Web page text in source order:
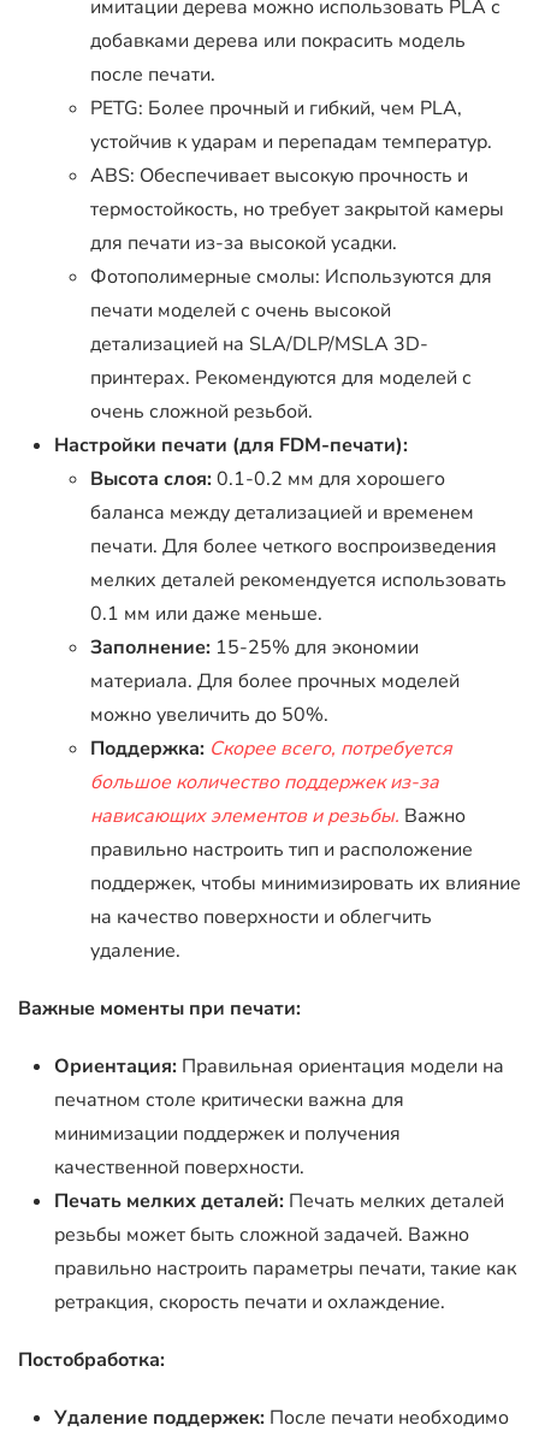
имитации дерева можно использовать PLA с
добавками дерева или покрасить модель
после печати.
PETG: Более прочный и гибкий, чем PLA,
устойчив к ударам и перепадам температур.
ABS: Обеспечивает высокую прочность и
термостойкость, но требует закрытой камеры
для печати из-за высокой усадки.
Фотополимерные смолы: Используются для
печати моделей с очень высокой
детализацией на SLA/DLP/MSLA 3D-
принтерах. Рекомендуются для моделей с
очень сложной резьбой.
Настройки печати (для FDM-печати):
Высота слоя:0.1-0.2 мм для хорошего
баланса между детализацией и временем
печати. Для более четкого воспроизведения
мелких деталей рекомендуется использовать
0.1 мм или даже меньше.
Заполнение: 15-25% для экономии
материала. Для более прочных моделей
можно увеличить до 50%.
Поддержка: Скорее всего, потребуется
большое количество поддержек из-за
нависающих элементов и резьбы. Важно
правильно настроить тип и расположение
поддержек, чтобы минимизировать их влияние
на качество поверхности и облегчить
удаление.
Важные моменты при печати:
Ориентация: Правильная ориентация модели на
печатном столе критически важна для
минимизации поддержек и получения
качественной поверхности.
Печать мелких деталей: Печать мелких деталей
резьбы может быть сложной задачей. Важно
правильно настроить параметры печати, такие как
ретракция, скорость печати и охлаждение.
Постобработка:
Удаление поддержек: После печати необходимо